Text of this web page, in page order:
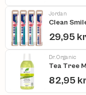
Jordan
Clean
29,95
Dr. Organic
Tea Tree
82,95